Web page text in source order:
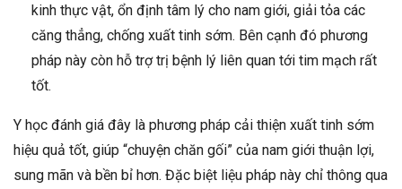
kinh thực vật, ổn định tâm lý cho nam giới, giải tỏa các
căng thẳng, chống xuất tinh sớm. Bên cạnh đó phương
pháp này còn hỗ trợ trị bệnh lý liên quan tới tim mạch rất
tốt.
Y học đánh giá đây là phương pháp cải thiện xuất tinh sớm
hiệu quả tốt, giúp “chuyện chăn gối” của nam giới thuận lợi,
sung mãn và bền bỉ hơn. Đặc biệt liệu pháp này chỉ thông qua